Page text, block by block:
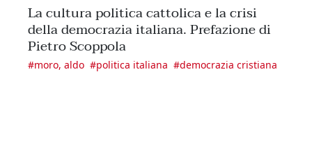
La cultura politica cattolica e la crisi
della democrazia italiana. Prefazione di
Pietro Scoppola
#moro, aldo #politica italiana #democrazia cristiana